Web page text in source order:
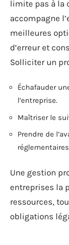
limite pas à la
accompagne
meilleures
d’erreur et
Solliciter un
Échafauder
l’entreprise.
Maîtriser le
Prendre de
Une gestion
entreprises la
ressources,
obligations